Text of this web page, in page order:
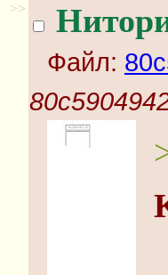
>>
Файл: